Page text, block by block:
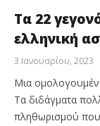
Τα 22
ελληνική
3 Ιανουαρίου, 2023
Μια
Τα διδάγματα
πληθωρισμού που